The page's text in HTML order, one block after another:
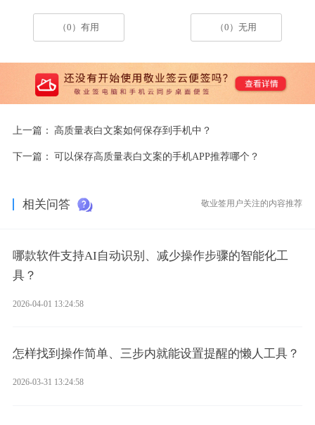
（0）有用 （0）无用
上一篇： 高质量表白文案如何保存到手机中？
下一篇： 可以保存高质量表白文案的手机APP推荐哪个？
相关问答 敬业签用户关注的内容推荐
哪款软件支持AI自动识别、减少操作步骤的智能化工
具？
2026-04-01 13:24:58
怎样找到操作简单、三步内就能设置提醒的懒人工具？
2026-03-31 13:24:58